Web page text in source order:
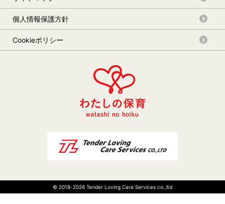
個人情報保護方針
Cookieポリシー
© 2018-2026 Tender Loving Care Services co.,ltd